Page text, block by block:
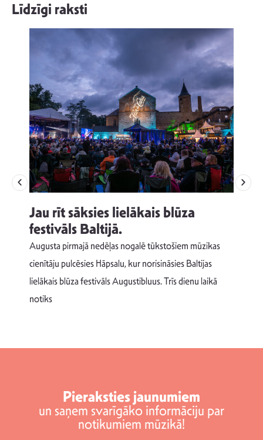
Līdzīgi raksti
Jau rīt sāksies lielākais blūza
festivāls Baltijā.
Augusta pirmajā nedēļas nogalē tūkstošiem mūzikas
cienītāju pulcēsies Hāpsalu, kur norisināsies Baltijas
lielākais blūza festivāls Augustibluus. Trīs dienu laikā
notiks
Pieraksties jaunumiem
un saņem svarīgāko informāciju par
notikumiem mūzikā!